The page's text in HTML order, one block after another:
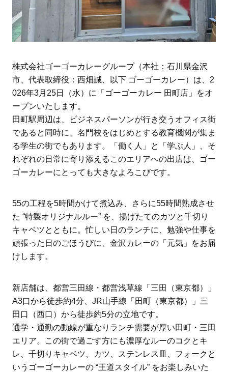
株式会社ゴーゴーカレーグループ（本社：石川県金沢
市、代表取締役：西畑誠、以下 ゴーゴーカレー）は、2
026年3月25日（水）に「ゴーゴーカレー 田町店」をオ
ープンいたします。
田町駅周辺は、ビジネスパーソンが行き交うオフィス街
であると同時に、名門校をはじめとする教育機関が集ま
る学生の街でもあります。「働く人」と「学ぶ人」、そ
れぞれの日常に寄り添えるこのエリアへの出店は、ゴー
ゴーカレーにとっても大きなよろこびです。
55の工程を5時間かけて煮込み、さらに55時間熟成させ
た “特製オリジナルルー” を、揚げたてのカツと千切り
キャベツとともに。忙しい日のランチに、勉強や仕事を
頑張った日のごほうびに、金沢カレーの「元気」をお届
けします。
新店舗は、都営三田線・都営浅草線「三田（東京都）」
A3口から徒歩約4分、JR山手線「田町（東京都）」三
田口（西口）から徒歩約5分の立地です。
通学・通勤の動線が重なりランチ需要が厚い田町・三田
エリア。この街で過ごす方にも濃厚なルーのコクとキ
レ、千切りキャベツ、カツ、ステンレス皿、フォークと
いうゴーゴーカレーの “王道スタイル” をお楽しみいた